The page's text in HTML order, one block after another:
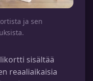
ja sen
sisältää
reaaliaikaisia